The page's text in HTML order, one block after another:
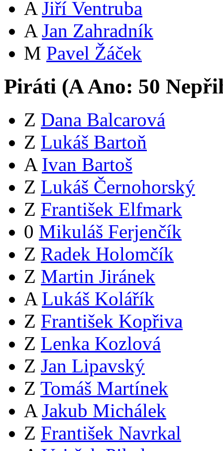
A Jiří Ventruba
A Jan Zahradník
M Pavel Žáček
Piráti (AAno: 50
Z Dana Balcarová
Z Lukáš Bartoň
A Ivan Bartoš
Z Lukáš Černohorský
Z František Elfmark
0 Mikuláš Ferjenčík
Z Radek Holomčík
Z Martin Jiránek
A Lukáš Kolářík
Z František Kopřiva
Z Lenka Kozlová
Z Jan Lipavský
Z Tomáš Martínek
A Jakub Michálek
Z František Navrkal